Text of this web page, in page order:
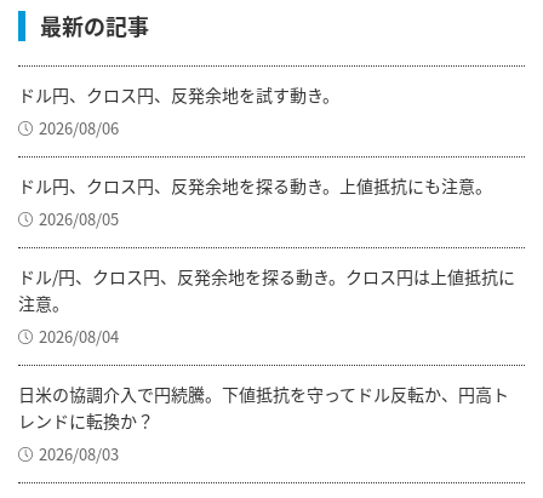
最新の記事
ドル円、クロス円、反発余地を試す動き。
2026/08/06
ドル円、クロス円、反発余地を探る動き。上値抵抗にも注意。
2026/08/05
ドル/円、クロス円、反発余地を探る動き。クロス円は上値抵抗に
注意。
2026/08/04
日米の協調介入で円続騰。下値抵抗を守ってドル反転か、円高ト
レンドに転換か？
2026/08/03